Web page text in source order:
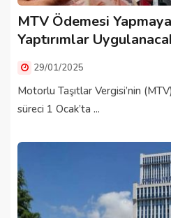
MTV Ödemesi
Yaptırımlar
29/01/2025
Motorlu Taşıtlar Vergisi’nin
süreci 1 Ocak’ta ...